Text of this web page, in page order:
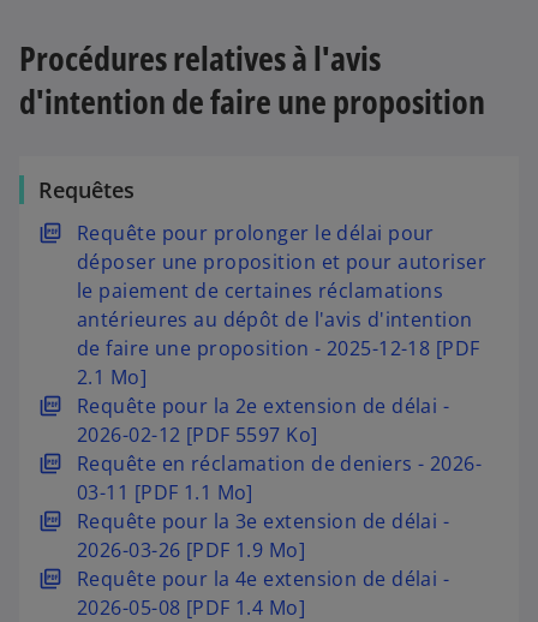
Procédures relatives à l'avis
d'intention de faire une proposition
Requêtes
Requête pour prolonger le délai pour
déposer une proposition et pour autoriser
le paiement de certaines réclamations
antérieures au dépôt de l'avis d'intention
de faire une proposition - 2025-12-18 [PDF
2.1 Mo]
s
’
o
u
v
r
e
d
a
n
s
u
n
n
Requête pour la 2e extension de délai -
2026-02-12 [PDF 5597 Ko]
s
’
o
u
v
r
e
d
Requête en réclamation de deniers - 2026-
03-11 [PDF 1.1 Mo]
s
’
o
u
v
r
Requête pour la 3e extension de délai -
2026-03-26 [PDF 1.9 Mo]
s
’
o
u
Requête pour la 4e extension de délai -
2026-05-08 [PDF 1.4 Mo]
s
’